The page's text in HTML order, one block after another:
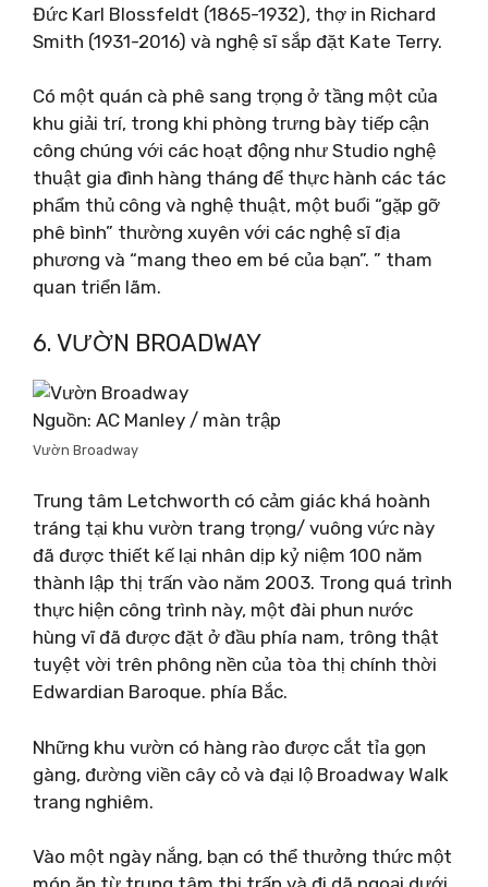
Đức Karl Blossfeldt (1865-1932), thợ in Richard
Smith (1931-2016) và nghệ sĩ sắp đặt Kate Terry.
Có một quán cà phê sang trọng ở tầng một của
khu giải trí, trong khi phòng trưng bày tiếp cận
công chúng với các hoạt động như Studio nghệ
thuật gia đình hàng tháng để thực hành các tác
phẩm thủ công và nghệ thuật, một buổi “gặp gỡ
phê bình” thường xuyên với các nghệ sĩ địa
phương và “mang theo em bé của bạn”. ” tham
quan triển lãm.
6. VƯỜN BROADWAY
Nguồn: AC Manley / màn trập
Vườn Broadway
Trung tâm Letchworth có cảm giác khá hoành
tráng tại khu vườn trang trọng/ vuông vức này
đã được thiết kế lại nhân dịp kỷ niệm 100 năm
thành lập thị trấn vào năm 2003. Trong quá trình
thực hiện công trình này, một đài phun nước
hùng vĩ đã được đặt ở đầu phía nam, trông thật
tuyệt vời trên phông nền của tòa thị chính thời
Edwardian Baroque. phía Bắc.
Những khu vườn có hàng rào được cắt tỉa gọn
gàng, đường viền cây cỏ và đại lộ Broadway Walk
trang nghiêm.
Vào một ngày nắng, bạn có thể thưởng thức một